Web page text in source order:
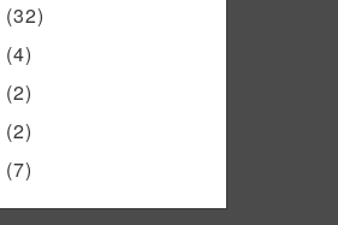
(32)
(4)
(2)
(2)
(7)